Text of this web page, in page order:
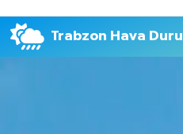
Trabzon Hava